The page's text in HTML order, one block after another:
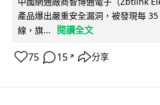
產品爆出嚴重安全漏洞，被發現每
線，旗...
閱讀全文
75 15 ↗ 分享